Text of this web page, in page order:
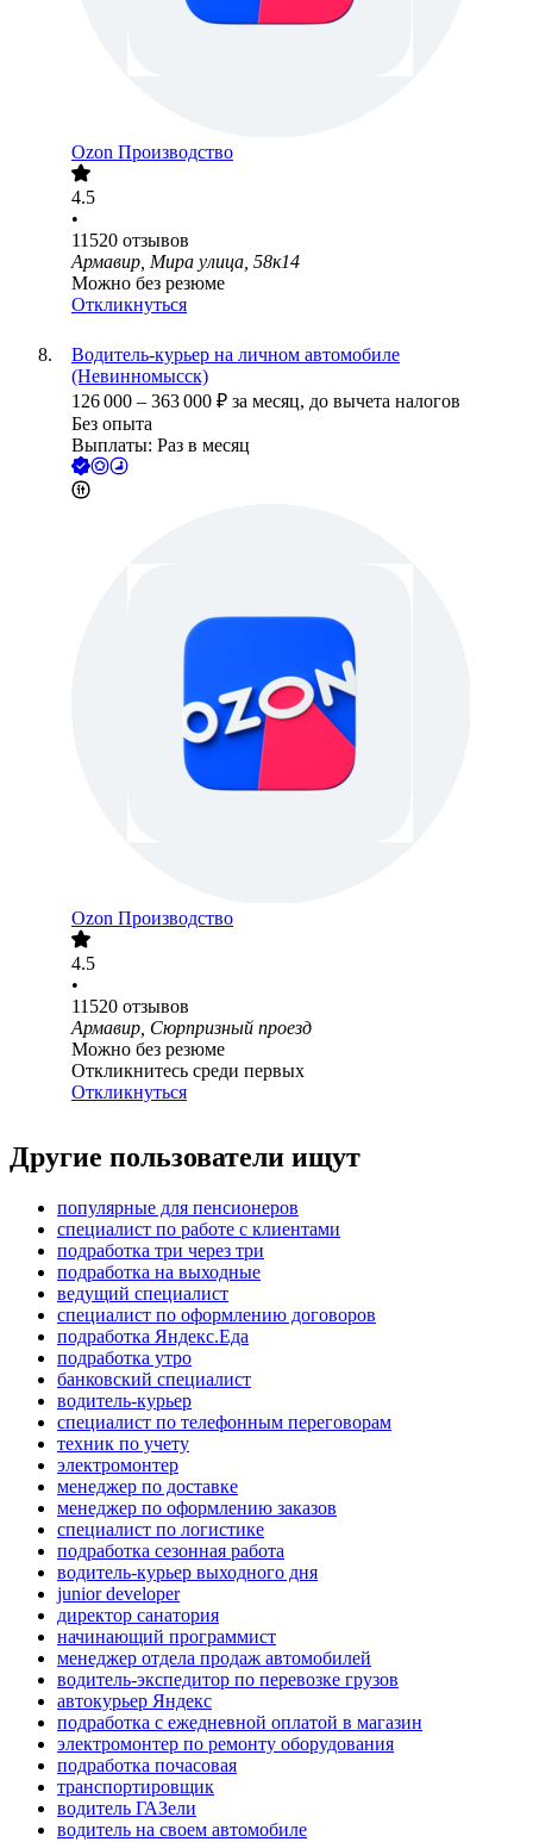
Ozon Производство
4.5
•
11520 отзывов
Армавир, Мира улица, 58к14
Можно без резюме
Откликнуться
Водитель-курьер на личном автомобиле
(Невинномысск)
126 000 – 363 000 ₽ за месяц, до вычета налогов
Без опыта
Выплаты: Раз в месяц
Ozon Производство
4.5
•
11520 отзывов
Армавир, Сюрпризный проезд
Можно без резюме
Откликнитесь среди первых
Откликнуться
Другие пользователи ищут
популярные для пенсионеров
специалист по работе с клиентами
подработка три через три
подработка на выходные
ведущий специалист
специалист по оформлению договоров
подработка Яндекс.Еда
подработка утро
банковский специалист
водитель-курьер
специалист по телефонным переговорам
техник по учету
электромонтер
менеджер по доставке
менеджер по оформлению заказов
специалист по логистике
подработка сезонная работа
водитель-курьер выходного дня
junior developer
директор санатория
начинающий программист
менеджер отдела продаж автомобилей
водитель-экспедитор по перевозке грузов
автокурьер Яндекс
подработка с ежедневной оплатой в магазин
электромонтер по ремонту оборудования
подработка почасовая
транспортировщик
водитель ГАЗели
водитель на своем автомобиле